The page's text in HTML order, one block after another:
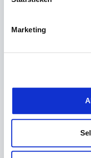
Marketing
vervolgens snel
Bij breuk in
Dit pakket
5stuks 10mm